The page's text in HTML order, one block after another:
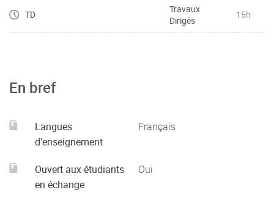
TD
Travaux
Dirigés
15h
En bref
Langues
d'enseignement
Français
Ouvert aux étudiants
en échange
Oui